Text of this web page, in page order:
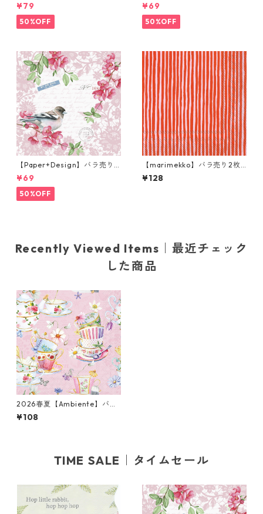
Guess How Much I Love You
ブルー Anita Jeram アニタ・
ジェラーム
¥79
50%OFF
キン Easter Cup ライトブル
ー
¥69
50%OFF
【Paper+Design】バラ売り2
枚 ランチサイズ ペーパーナプ
キン Sweet bird ローズ
¥69
50%OFF
【marimekko】バラ売り2枚
ランチサイズ ペーパーナプキ
ン VARVUNRAITA レッド
¥128
Recently Viewed Items｜最近チェック
した商品
2026春夏【Ambiente】バラ
売り2枚 カクテルサイズ ペー
パーナプキン Tea cups ピンク
¥108
TIME SALE｜タイムセール